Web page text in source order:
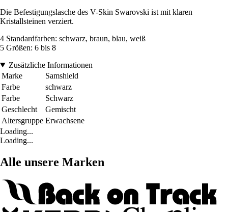
Die Befestigungslasche des V-Skin Swarovski ist mit klaren
Kristallsteinen verziert.
4 Standardfarben: schwarz, braun, blau, weiß
5 Größen: 6 bis 8
Zusätzliche Informationen
Marke
Samshield
Farbe
schwarz
Farbe
Schwarz
Geschlecht
Gemischt
Altersgruppe Erwachsene
Loading...
Loading...
Alle unsere Marken